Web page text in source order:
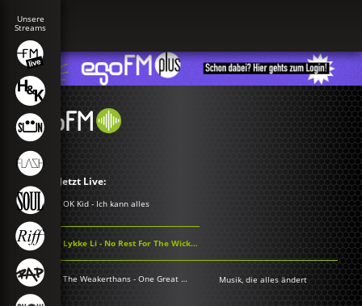
Jetzt Live:
OK Kid - Ich kann alles
Lykke Li - No Rest For The Wicked
The Weakerthans - One Great City! Musik, die alles ändert